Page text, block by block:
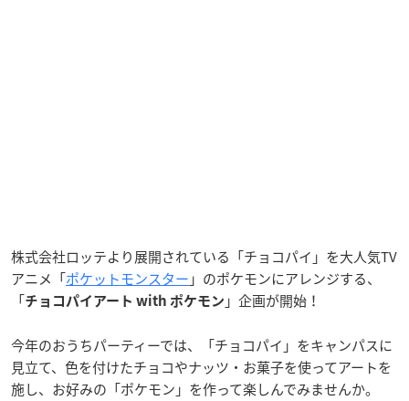
株式会社ロッテより展開されている「チョコパイ」を大人気TV
アニメ「ポケットモンスター 」のポケモンにアレンジする、
「チョコパイアート with ポケモン 」企画が開始！
今年のおうちパーティーでは、「チョコパイ」をキャンパスに
見立て、色を付けたチョコやナッツ・お菓子を使ってアートを
施し、お好みの「ポケモン」を作って楽しんでみませんか。